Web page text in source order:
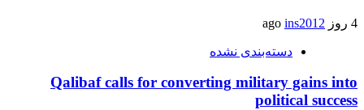
4 روز ago ins2012
دسته‌بندی نشده
Qalibaf calls for converting military gains into
political success